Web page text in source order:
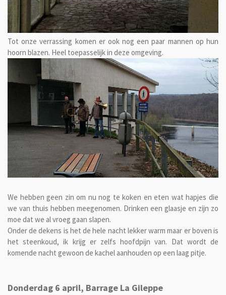
Tot onze verrassing komen er ook nog een paar mannen op hun
hoorn blazen. Heel toepasselijk in deze omgeving.
We hebben geen zin om nu nog te koken en eten wat hapjes die
we van thuis hebben meegenomen. Drinken een glaasje en zijn zo
moe dat we al vroeg gaan slapen.
Onder de dekens is het de hele nacht lekker warm maar er boven is
het steenkoud, ik krijg er zelfs hoofdpijn van. Dat wordt de
komende nacht gewoon de kachel aanhouden op een laag pitje.
Donderdag 6 april, Barrage La Gileppe